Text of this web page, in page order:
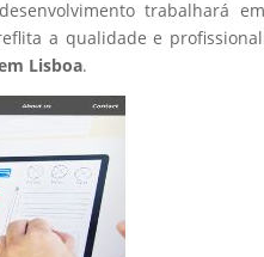
trabalhará
a qualidade e
Lisboa.